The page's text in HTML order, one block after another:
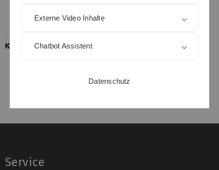
Frau Carolin Böckers
Klausur
Nähere Informationen zur
Service
Externe Video Inhalte
Chatbot Assistent
Datenschutz